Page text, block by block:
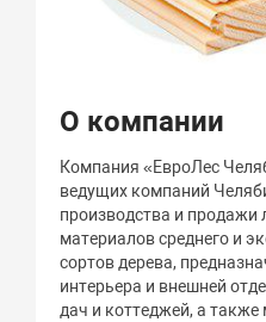
О компании
Компания «ЕвроЛес
ведущих компаний
производства и продажи
материалов среднего и
сортов дерева,
интерьера и внешней
дач и коттеджей, а также